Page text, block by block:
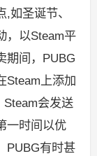
如圣诞节、
，以Steam平
期间，PUBG
Steam上添加
Steam会发送
一时间以优
PUBG有时甚